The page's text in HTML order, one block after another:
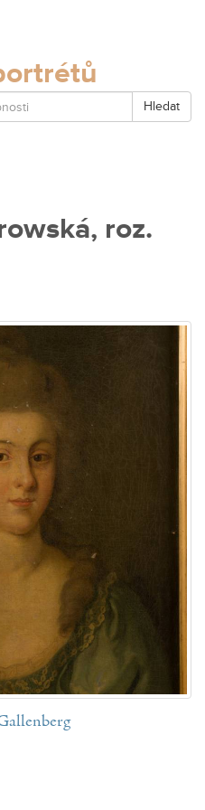
Hledat
roz.